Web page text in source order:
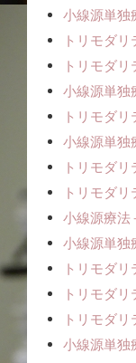
小線源単
トリモダ
トリモダ
小線源単
トリモダ
小線源単
トリモダ
トリモダ
小線源療
小線源単
トリモダ
トリモダ
トリモダ
小線源単